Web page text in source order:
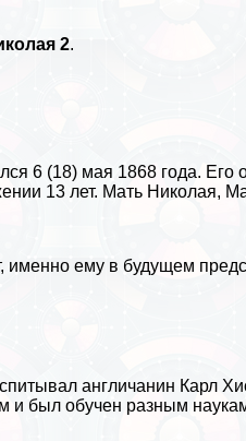
2.
6 (18) мая 1868 года.
13 лет. Мать Николая,
ему в будущем
англичанин Карл
и был обучен разным